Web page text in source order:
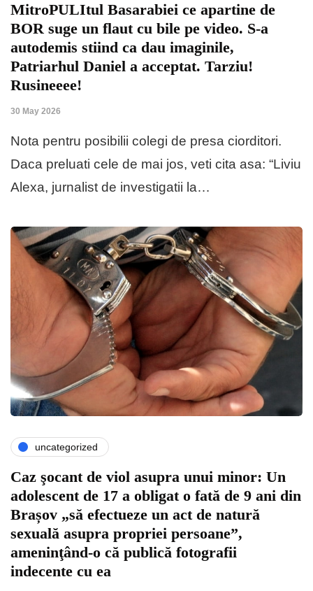
MitroPULItul Basarabiei ce apartine de
BOR suge un flaut cu bile pe video. S-a
autodemis stiind ca dau imaginile,
Patriarhul Daniel a acceptat. Tarziu!
Rusineeee!
30 May 2026
Nota pentru posibilii colegi de presa ciorditori.
Daca preluati cele de mai jos, veti cita asa: “Liviu
Alexa, jurnalist de investigatii la…
uncategorized
Caz şocant de viol asupra unui minor: Un
adolescent de 17 a obligat o fată de 9 ani din
Brașov „să efectueze un act de natură
sexuală asupra propriei persoane”,
ameninţând-o că publică fotografii
indecente cu ea